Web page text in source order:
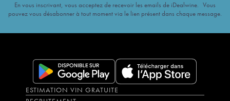
En vous inscrivant, vous acceptez de recevoir les emails de iDealwine. Vous
pouvez vous désabonner à tout moment via le lien présent dans chaque message.
ESTIMATION VIN GRATUITE